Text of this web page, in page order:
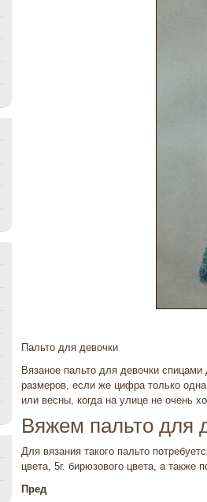
Пальто для девочки
Вязаное пальто для девочки
размеров, если же цифра только
или весны, когда на улице не очень
Вяжем пальто для
Для вязания такого пальто
цвета, 5г. бирюзового цвета, а также
Пред